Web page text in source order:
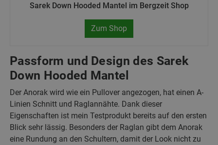
Sarek Down Hooded Mantel im Bergzeit Shop
Zum Shop
Passform und Design des Sarek
Down Hooded Mantel
Der Anorak wird wie ein Pullover angezogen, hat einen A-
Linien Schnitt und Raglannähte. Dank dieser
Eigenschaften ist mein Testprodukt bereits auf den ersten
Blick sehr lässig. Besonders der Raglan gibt dem Anorak
eine Rundung an den Schultern, damit der Look nicht zu